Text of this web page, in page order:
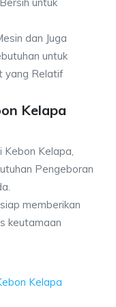
dan Juga
untuk
yang Relatif
Kelapa
Kebon Kelapa,
Pengeboran
memberikan
keutamaan
Kelapa